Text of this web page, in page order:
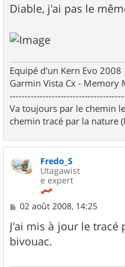
s
s
g
e
Diable, j'ai pas le
Equipé d'un Kern Evo 2008
Garmin Vista Cx - Memory
Va toujours par le chemin
chemin tracé par la nature
Fredo_S
Utagawist
e expert
M
s
s
a
02 août 2008, 14:25
J'ai mis à jour le tracé
bivouac.